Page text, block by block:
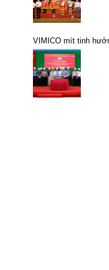
VIMICO mít tinh
VSLĐ năm 2019